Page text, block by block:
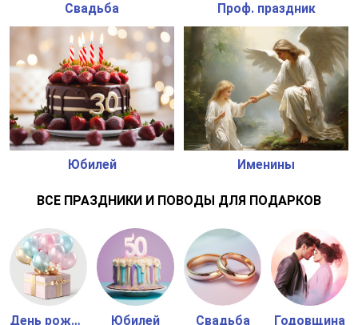
Свадьба Проф. праздник
Юбилей Именины
ВСЕ ПРАЗДНИКИ И ПОВОДЫ ДЛЯ ПОДАРКОВ
День рождения Юбилей Свадьба Годовщина